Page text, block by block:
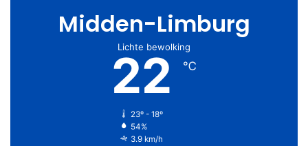
Midden-Limburg
Lichte bewolking
22 ℃
23º - 18º
54%
3.9 km/h